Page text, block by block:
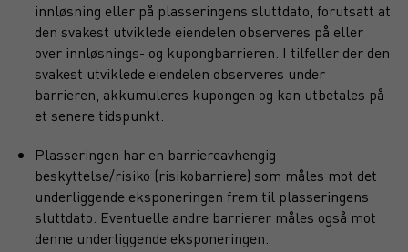
innløsning eller på plasseringens sluttdato, forutsatt at
den svakest utviklede eiendelen observeres på eller
over innløsnings- og kupongbarrieren. I tilfeller der den
svakest utviklede eiendelen observeres under
barrieren, akkumuleres kupongen og kan utbetales på
et senere tidspunkt.
Plasseringen har en barriereavhengig
beskyttelse/risiko (risikobarriere) som måles mot det
underliggende eksponeringen frem til plasseringens
sluttdato. Eventuelle andre barrierer måles også mot
denne underliggende eksponeringen.